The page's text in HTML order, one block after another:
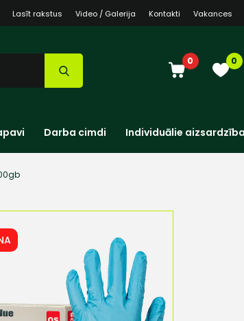
Lasīt rakstus Video / Galerija Kontakti Vakances
0 0
Darba cimdi Individuālie